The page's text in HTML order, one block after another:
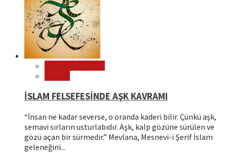
İSLAM FELSEFESİNDE AŞK KAVRAMI
“İnsan ne kadar severse, o oranda kaderi bilir. Çünkü aşk,
semavi sırların usturlabıdır. Aşk, kalp gözüne sürülen ve
gözü açan bir sürmedir.” Mevlana, Mesnevi-i Şerif İslam
geleneğini...